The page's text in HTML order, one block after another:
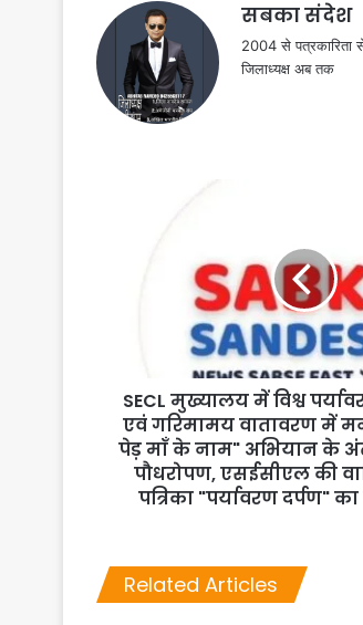
सबका संदेश
2004 से
जिलाध्यक्ष अब तक
SECL मुख्यालय में विश्व
एवं गरिमामय वातावरण में
पेड़ माँ के नाम" अभियान के
पौधरोपण, एसईसीएल की
पत्रिका "पर्यावरण दर्पण"
Related Articles